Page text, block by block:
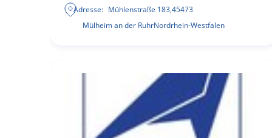
Adresse: Mühlenstraße 183,45473
Mülheim an der RuhrNordrhein-Westfalen